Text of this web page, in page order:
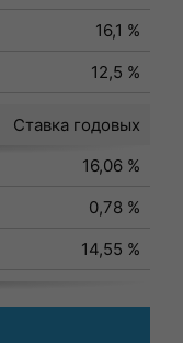
16,1 %
12,5 %
Ставка годовых
16,06 %
0,78 %
14,55 %